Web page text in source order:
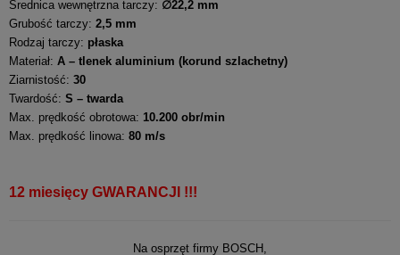
Średnica wewnętrzna tarczy: ∅22,2 mm
Grubość tarczy: 2,5 mm
Rodzaj tarczy: płaska
Materiał: A – tlenek aluminium (korund szlachetny)
Ziarnistość: 30
Twardość: S – twarda
Max. prędkość obrotowa: 10.200 obr/min
Max. prędkość linowa: 80 m/s
12 miesięcy GWARANCJI !!!
Na osprzęt firmy BOSCH,